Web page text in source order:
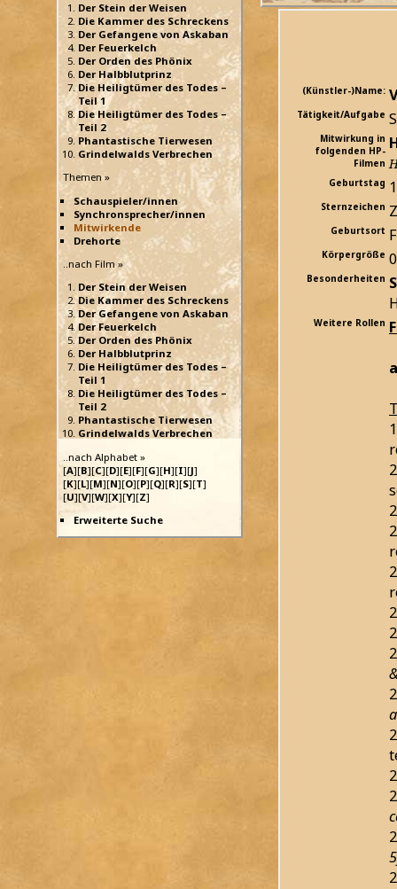
Der Stein der Weisen
Die Kammer des Schreckens
Der Gefangene von Askaban
Der Feuerkelch
Der Orden des Phönix
Der Halbblutprinz
Die Heiligtümer des Todes –
Teil 1
Die Heiligtümer des Todes –
Teil 2
Phantastische Tierwesen
Grindelwalds Verbrechen
Themen »
Schauspieler/innen
Synchronsprecher/innen
Mitwirkende
Drehorte
..nach Film »
Der Stein der Weisen
Die Kammer des Schreckens
Der Gefangene von Askaban
Der Feuerkelch
Der Orden des Phönix
Der Halbblutprinz
Die Heiligtümer des Todes –
Teil 1
Die Heiligtümer des Todes –
Teil 2
Phantastische Tierwesen
Grindelwalds Verbrechen
..nach Alphabet »
[A][B][C][D][E][F][G][H][I][J]
[K][L][M][N][O][P][Q][R][S][T]
[U][V][W][X][Y][Z]
Erweiterte Suche
(Künstler-)Name:
Tätigkeit/Aufgabe
Mitwirkung in
folgenden HP-
Filmen
Geburtstag
Sternzeichen
Geburtsort
Körpergröße
Besonderheiten
Weitere Rollen